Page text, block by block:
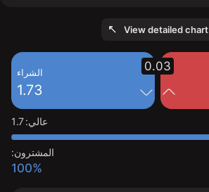
View detailed chart
الشراء
1.73
0.03
عالي:
1.7
المشترون:
100%